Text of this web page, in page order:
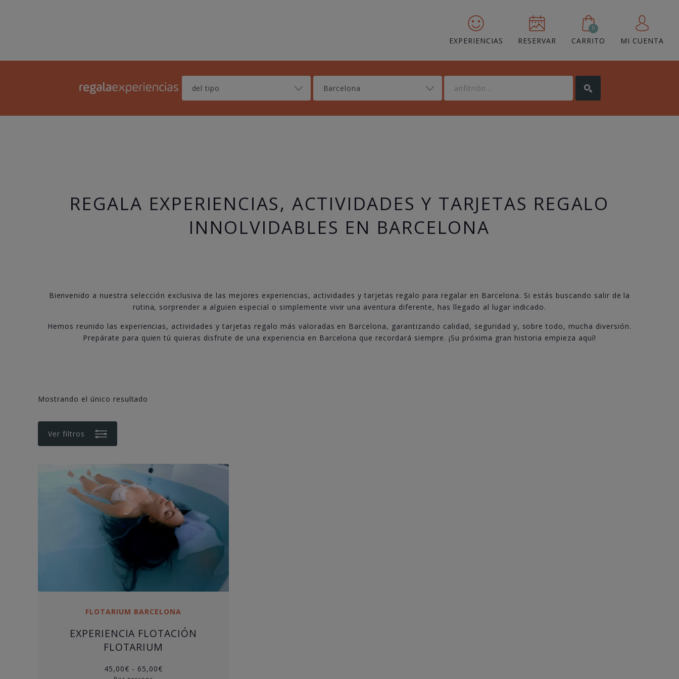
EXPERIENCIAS RESERVAR
0
CARRITO MI CUENTA
Barcelona
REGALA EXPERIENCIAS, ACTIVIDADES Y TARJETAS REGALO
INNOLVIDABLES EN BARCELONA
Bienvenido a nuestra selección exclusiva de las mejores experiencias, actividades y tarjetas regalo para regalar en Barcelona. Si estás buscando salir de la
rutina, sorprender a alguien especial o simplemente vivir una aventura diferente, has llegado al lugar indicado.
Hemos reunido las experiencias, actividades y tarjetas regalo más valoradas en Barcelona, garantizando calidad, seguridad y, sobre todo, mucha diversión.
Prepárate para quien tú quieras disfrute de una experiencia en Barcelona que recordará siempre. ¡Su próxima gran historia empieza aquí!
Mostrando el único resultado
Ver filtros
FLOTARIUM BARCELONA
EXPERIENCIA FLOTACIÓN
FLOTARIUM
45,00€ - 65,00€Rango